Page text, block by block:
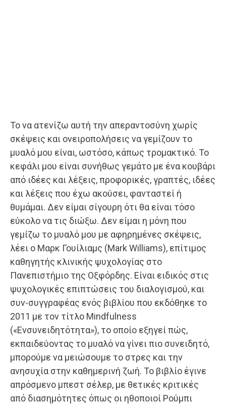
Το να ατενίζω αυτή την απεραντοσύνη χωρίς
σκέψεις και ονειροπολήσεις να γεμίζουν το
μυαλό μου είναι, ωστόσο, κάπως τρομακτικό. Το
κεφάλι μου είναι συνήθως γεμάτο με ένα κουβάρι
από ιδέες και λέξεις, προφορικές, γραπτές, ιδέες
και λέξεις που έχω ακούσει, φανταστεί ή
θυμάμαι. Δεν είμαι σίγουρη ότι θα είναι τόσο
εύκολο να τις διώξω. Δεν είμαι η μόνη που
γεμίζω το μυαλό μου με αφηρημένες σκέψεις,
λέει ο Μαρκ Γουίλιαμς (Mark Williams), επίτιμος
καθηγητής κλινικής ψυχολογίας στο
Πανεπιστήμιο της Οξφόρδης. Είναι ειδικός στις
ψυχολογικές επιπτώσεις του διαλογισμού, και
συν-συγγραφέας ενός βιβλίου που εκδόθηκε το
2011 με τον τίτλο Μindfulness
(«Ενσυνειδητότητα»), το οποίο εξηγεί πώς,
εκπαιδεύοντας το μυαλό να γίνει πιο συνειδητό,
μπορούμε να μειώσουμε το στρες και την
ανησυχία στην καθημερινή ζωή. Το βιβλίο έγινε
απρόσμενο μπεστ σέλερ, με θετικές κριτικές
από διασημότητες όπως οι ηθοποιοί Ρούμπι